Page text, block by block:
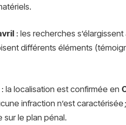
: les recherches
différents éléments
: la localisation est confirmée en
infraction n’est caractérisée
le plan pénal.